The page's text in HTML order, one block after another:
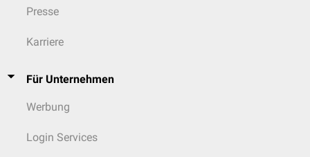
Presse
Karriere
Für Unternehmen
Werbung
Login Services